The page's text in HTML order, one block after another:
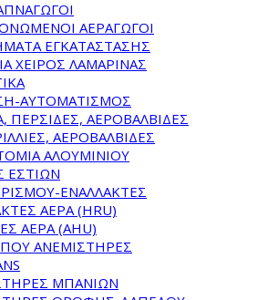
ΑΕΡΑΓΩΓΟΙ
ΕΓΚΑΤΑΣΤΑΣΗΣ
ΧΕΙΡΟΣ ΛΑΜΑΡΙΝΑΣ
ΑΥΤΟΜΑΤΙΣΜΟΣ
ΠΕΡΣΙΔΕΣ, ΑΕΡΟΒΑΛΒΙΔΕΣ
ΑΕΡΟΒΑΛΒΙΔΕΣ
ΑΛΟΥΜΙΝΙΟΥ
ΕΣΤΙΩΝ
ΕΝΑΛΛΑΚΤΕΣ
ΑΕΡΑ (HRU)
ΑΕΡΑ (AHU)
ΑΝΕΜΙΣΤΗΡΕΣ
ΜΠΑΝΙΩΝ